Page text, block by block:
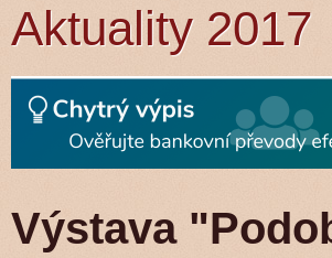
Aktuality 2017
Výstava